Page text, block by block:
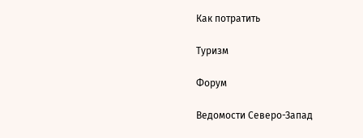
Как потратить
Туризм
Форум
Ведомости Северо-Запад